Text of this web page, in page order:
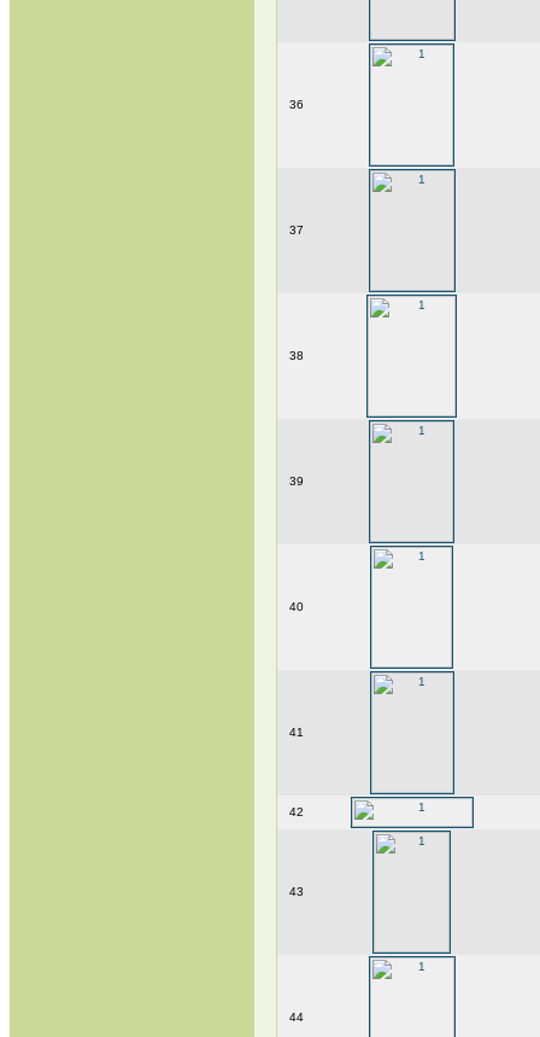
36
37
38
39
40
41
42
43
44